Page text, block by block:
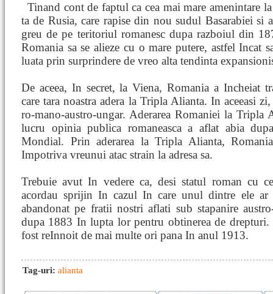
Tinand cont de faptul ca cea mai mare amenintare
ta de Rusia, care rapise din nou sudul Basarabiei si
greu de pe teritoriul romanesc dupa razboiul din
Romania sa se alieze cu o mare putere, astfel Incat
luata prin surprindere de vreo alta tendinta
De aceea, In secret, la Viena, Romania a Incheiat
care tara noastra adera la Tripla Alianta. In aceeasi
ro-mano-austro-ungar. Aderarea Romaniei la Tripla
lucru opinia publica romaneasca a aflat abia
Mondial. Prin aderarea la Tripla Alianta,
Impotriva vreunui atac strain la adresa sa.
Trebuie avut In vedere ca, desi statul roman cu
acordau sprijin In cazul In care unul dintre ele
abandonat pe fratii nostri aflati sub stapanire
dupa 1883 In lupta lor pentru obtinerea de drepturi.
fost reInnoit de mai multe ori pana In anul 1913.
Tag-uri: alianta